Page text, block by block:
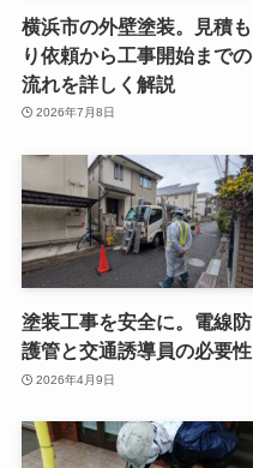
横浜市の外壁塗装。見積も
り依頼から工事開始までの
流れを詳しく解説
2026年7月8日
塗装工事を安全に。電線防
護管と交通誘導員の必要性
2026年4月9日